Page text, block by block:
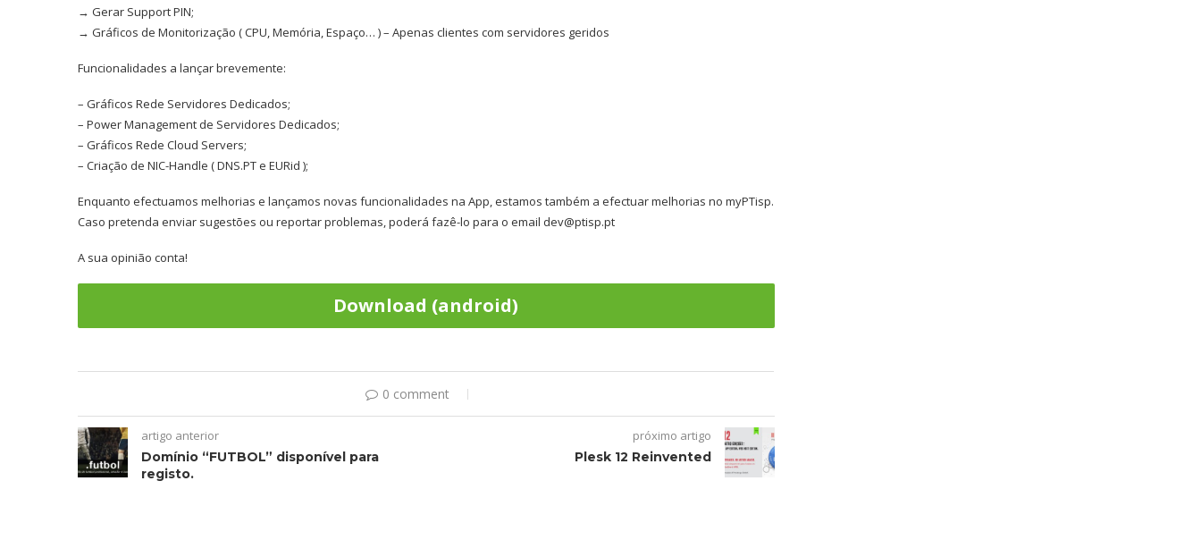
→ Gerar Support PIN;
→ Gráficos de Monitorização ( CPU, Memória, Espaço… ) – Apenas clientes com servidores geridos
Funcionalidades a lançar brevemente:
– Gráficos Rede Servidores Dedicados;
– Power Management de Servidores Dedicados;
– Gráficos Rede Cloud Servers;
– Criação de NIC-Handle ( DNS.PT e EURid );
Enquanto efectuamos melhorias e lançamos novas funcionalidades na App, estamos também a efectuar melhorias no myPTisp.
Caso pretenda enviar sugestões ou reportar problemas, poderá fazê-lo para o email dev@ptisp.pt
A sua opinião conta!
Download (android)
0 comment
artigo anterior
Domínio “FUTBOL” disponível para
registo.
próximo artigo
Plesk 12 Reinvented